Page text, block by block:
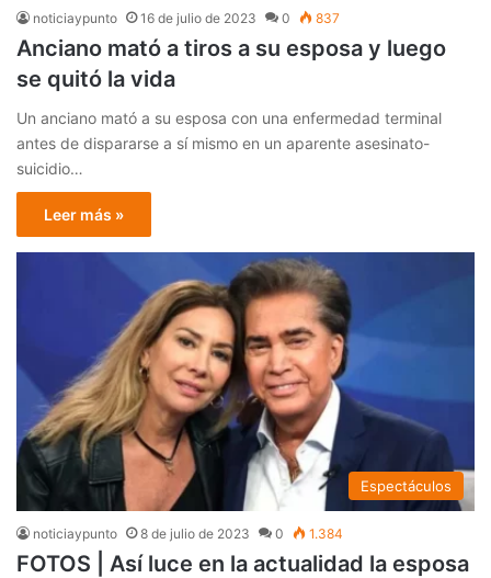
noticiaypunto 16 de julio de 2023 0 837
Anciano mató a tiros a su esposa y luego
se quitó la vida
Un anciano mató a su esposa con una enfermedad terminal
antes de dispararse a sí mismo en un aparente asesinato-
suicidio…
Leer más »
Espectáculos
noticiaypunto 8 de julio de 2023 0 1.384
FOTOS | Así luce en la actualidad la esposa